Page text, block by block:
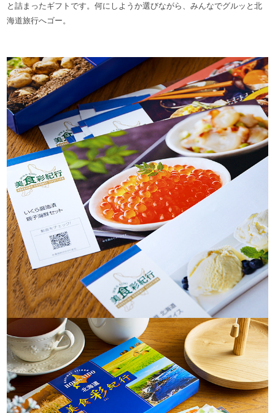
と詰まったギフトです。何にしようか選びながら、みんなでグルッと北
海道旅行へゴー。